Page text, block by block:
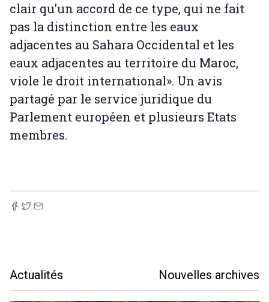
clair qu’un accord de ce type, qui ne fait
pas la distinction entre les eaux
adjacentes au Sahara Occidental et les
eaux adjacentes au territoire du Maroc,
viole le droit international». Un avis
partagé par le service juridique du
Parlement européen et plusieurs Etats
membres.
Actualités Nouvelles archives